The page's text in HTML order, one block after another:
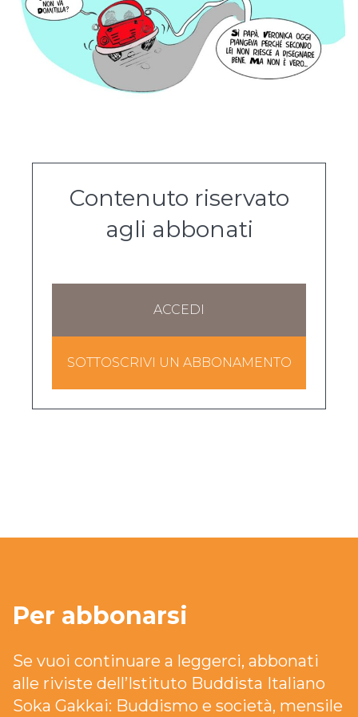
Contenuto riservato
agli abbonati
ACCEDI
SOTTOSCRIVI UN ABBONAMENTO
Per abbonarsi
Se vuoi continuare a leggerci, abbonati
alle riviste dell’Istituto Buddista Italiano
Soka Gakkai: Buddismo e società, mensile